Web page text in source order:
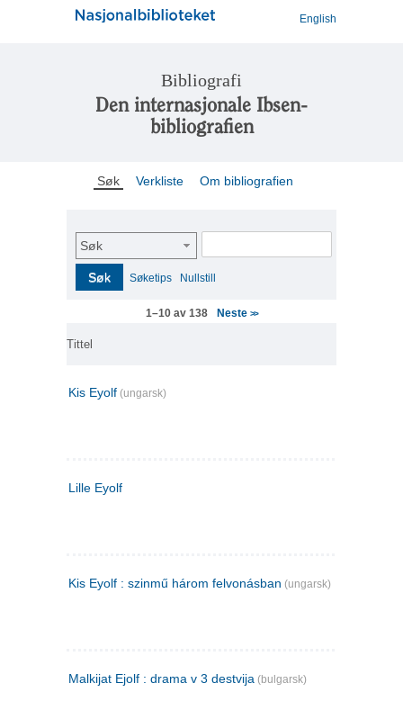
English
Bibliografi
Den internasjonale Ibsen-
bibliografien
Søk Verkliste Om bibliografien
Søk
Søk Søketips Nullstill
1–10 av 138 Neste >>
Tittel
Kis Eyolf (ungarsk)
Lille Eyolf
Kis Eyolf : szinmű három felvonásban (ungarsk)
Malkijat Ejolf : drama v 3 destvija (bulgarsk)